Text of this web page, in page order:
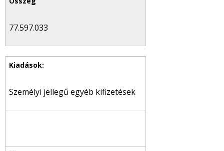
77.597.033
Személyi jellegű egyéb kifizetések